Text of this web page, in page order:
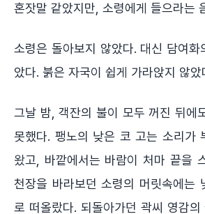
혼잣말 같았지만, 소령에게 들으라는
소령은 돌아보지 않았다. 대신 담여
았다. 붉은 자국이 쉽게 가라앉지 않았
그날 밤, 객잔의 불이 모두 꺼진 뒤에
못했다. 팽노의 낮은 코 고는 소리가
왔고, 바깥에서는 바람이 처마 끝을
천장을 바라보던 소령의 머릿속에는
로 떠올랐다. 되돌아가던 곽씨 영감